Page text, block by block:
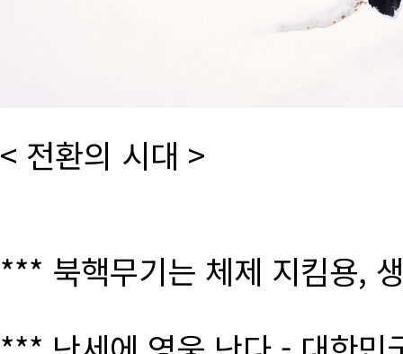
< 전환의 시대 >
*** 북핵무기는 체제 지킴용,